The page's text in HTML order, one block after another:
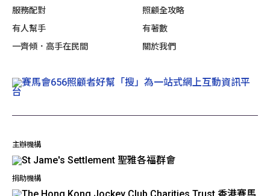
主辦機構
捐助機構
服務配對
有人幫手
一齊傾．高手在民間
照顧全攻略
有著數
關於我們